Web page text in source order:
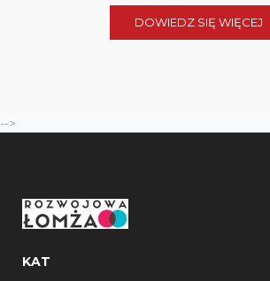
DOWIEDZ SIĘ WIĘCEJ
-->
KAT